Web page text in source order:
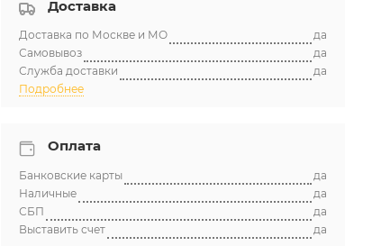
Доставка
Доставка по Москве и МО
да
Самовывоз
да
Служба доставки
да
Подробнее
Оплата
Банковские карты
да
Наличные
да
СБП
да
Выставить счет
да